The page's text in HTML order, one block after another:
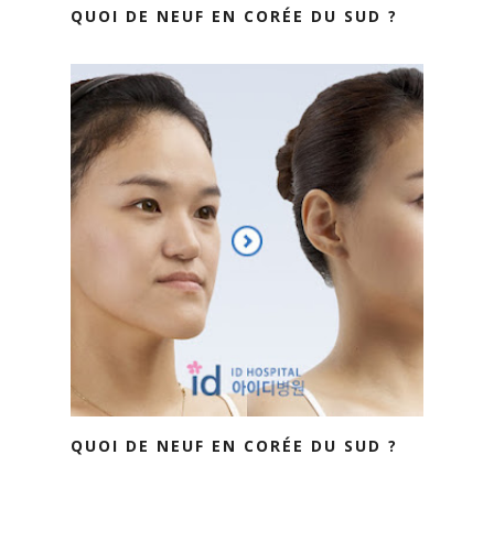
QUOI DE NEUF EN CORÉE DU SUD ?
QUOI DE NEUF EN CORÉE DU SUD ?